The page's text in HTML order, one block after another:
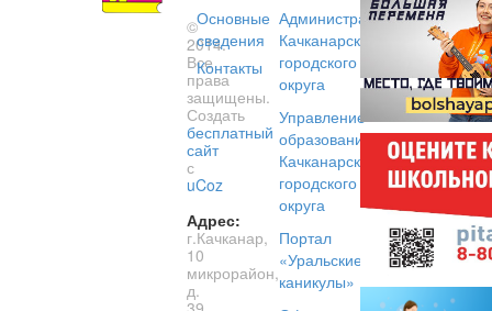
©
2014.
Все
права
защищены.
Создать
бесплатный
сайт
с
uCoz
Адрес:
г.Качканар,
10
микрорайон,
д.
Основные
сведения
Контакты
Администрация
Качканарского
городского
округа
Управление
образованием
Качканарского
городского
округа
Портал
«Уральские
каникулы»